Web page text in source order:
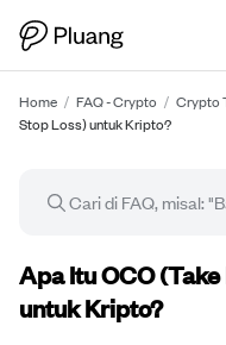
Home / FAQ - Crypto / Crypto
Stop Loss) untuk Kripto?
Artikel FAQ
Apa Itu OCO
untuk Kripto?